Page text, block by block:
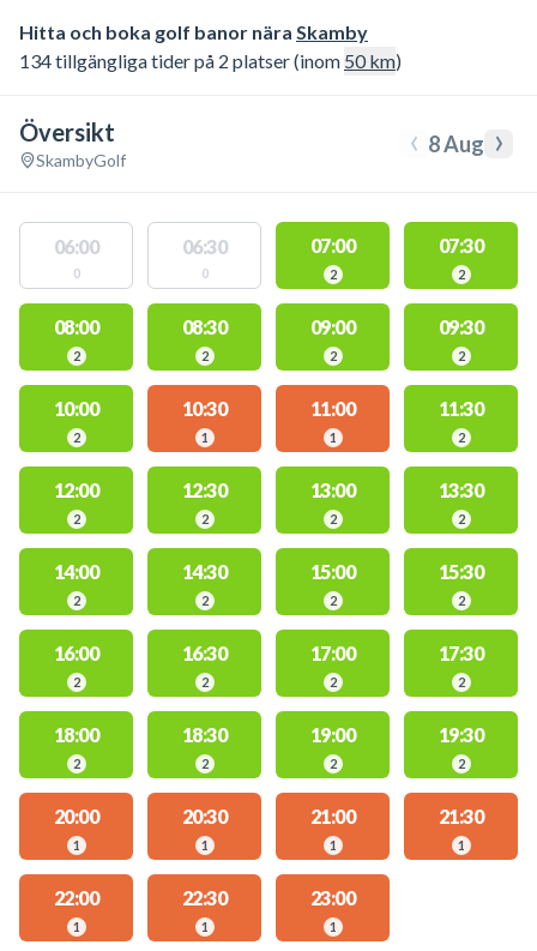
Hitta och boka golf banor nära Skamby
134 tillgängliga tider på 2 platser (inom 50km)
Översikt
SkambyGolf ‹ 8 Aug ›
06:00
0
06:30
0
07:00
2
07:30
2
08:00
2
08:30
2
09:00
2
09:30
2
10:00
2
10:30
1
11:00
1
11:30
2
12:00
2
12:30
2
13:00
2
13:30
2
14:00
2
14:30
2
15:00
2
15:30
2
16:00
2
16:30
2
17:00
2
17:30
2
18:00
2
18:30
2
19:00
2
19:30
2
20:00
1
20:30
1
21:00
1
21:30
1
22:00
1
22:30
1
23:00
1